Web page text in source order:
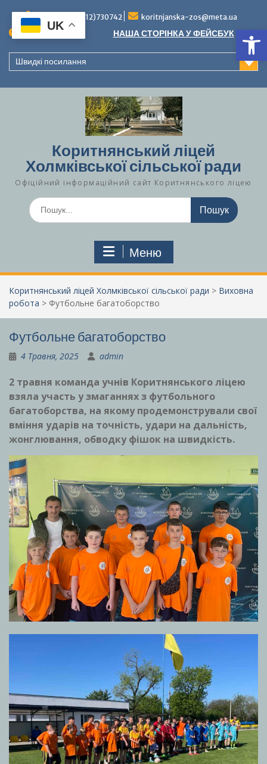
вмісту
Тел./факс (0312)730742 koritnjanska-zos@meta.ua
Повідомлення: НАША СТОРІНКА У ФЕЙСБУК
Швидкі посилання
Коритнянський ліцей
Холмківської сільської ради
Офіційний інформаційний сайт Коритнянського ліцею
Шукати:
Меню
Коритнянський ліцей Холмківської сільської ради > Виховна
робота > Футбольне багатоборство
Футбольне багатоборство
4 Травня, 2025 admin
2 травня команда учнів Коритнянського ліцею
взяла участь у змаганнях з футбольного
багатоборства, на якому продемонстрували свої
вміння ударів на точність, удари на дальність,
жонглювання, обводку фішок на швидкість.
UK